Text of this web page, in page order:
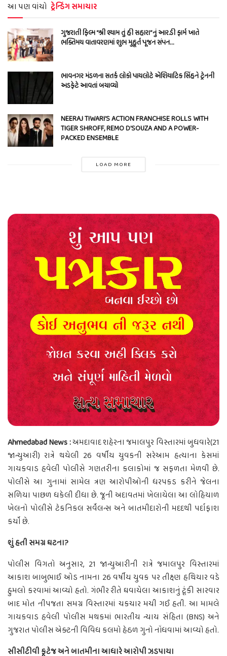
આ પણ વાંચો ટ્રેન્ડિંગ સમાચાર
ગુજરાતી ફિલ્મ “શ્રી શ્યામ તું હી સહારા”નું આર.ડી ફાર્મ ખાતે
ભક્તિમય વાતાવરણમાં શુભ મુહૂર્ત પૂજન સંપન…
ભાવનગર મંડળના સતર્ક લોકો પાયલોટે એશિયાટિક સિંહને ટ્રેનની
અડફેટે આવતાં બચાવ્યો
NEERAJ TIWARI’S ACTION FRANCHISE ROLLS WITH
TIGER SHROFF, REMO D’SOUZA AND A POWER-
PACKED ENSEMBLE
LOAD MORE
Ahmedabad News :અમદાવાદ શહેરના જમાલપુર વિસ્તારમાં બુધવારે(21
જાન્યુઆરી) રાત્રે થયેલી 26 વર્ષીય યુવકની સરેઆમ હત્યાના કેસમાં
ગાયકવાડ હવેલી પોલીસે ગણતરીના કલાકોમાં જ સફળતા મેળવી છે.
પોલીસે આ ગુનામાં સામેલ ત્રણ આરોપીઓની ધરપકડ કરીને જેલના
સળિયા પાછળ ધકેલી દીધા છે. જૂની અદાવતમાં ખેલાયેલા આ લોહિયાળ
ખેલનો પોલીસે ટેકનિકલ સર્વેલન્સ અને બાતમીદારોની મદદથી પર્દાફાશ
કર્યો છે.
શું હતી સમગ્ર ઘટના?
પોલીસ વિગતો અનુસાર, 21 જાન્યુઆરીની રાત્રે જમાલપુર વિસ્તારમાં
આકાશ બાબુભાઈ ઓડ નામના 26 વર્ષીય યુવક પર તીક્ષ્ણ હથિયાર વડે
હુમલો કરવામાં આવ્યો હતો. ગંભીર રીતે ઘવાયેલા આકાશનું ટૂંકી સારવાર
બાદ મોત નીપજતા સમગ્ર વિસ્તારમાં ચકચાર મચી ગઈ હતી. આ મામલે
ગાયકવાડ હવેલી પોલીસ મથકમાં ભારતીય ન્યાય સંહિતા (BNS) અને
ગુજરાત પોલીસ એક્ટની વિવિધ કલમો હેઠળ ગુનો નોંધવામાં આવ્યો હતો.
સીસીટીવી ફૂટેજ અને બાતમીના આધારે આરોપી ઝડપાયા